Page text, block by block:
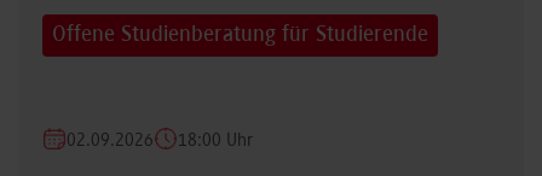
Offene Studienberatung für Studierende
02.09.2026 18:00 Uhr